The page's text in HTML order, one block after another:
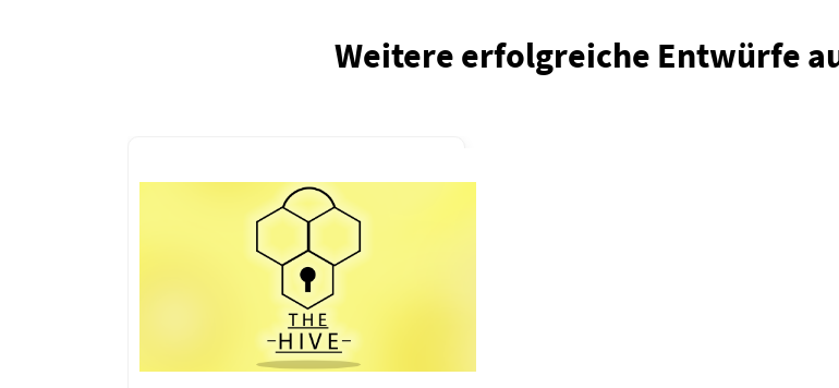
Weitere erfolgreiche Entwürfe